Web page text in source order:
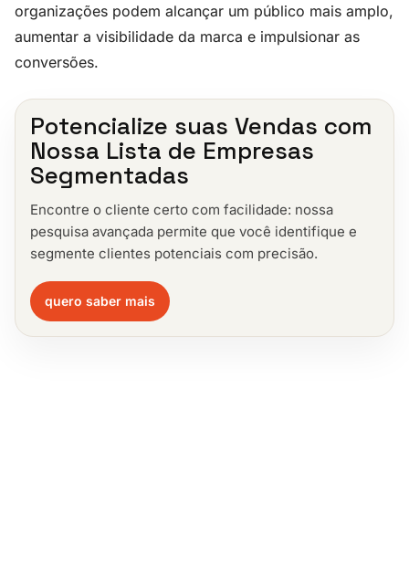
organizações podem alcançar um público mais amplo,
aumentar a visibilidade da marca e impulsionar as
conversões.
Potencialize suas Vendas com
Nossa Lista de Empresas
Segmentadas
Encontre o cliente certo com facilidade: nossa
pesquisa avançada permite que você identifique e
segmente clientes potenciais com precisão.
quero saber mais